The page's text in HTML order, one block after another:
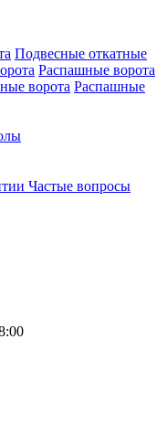
Подвесные откатные
Распашные ворота
ворота Распашные
Частые вопросы